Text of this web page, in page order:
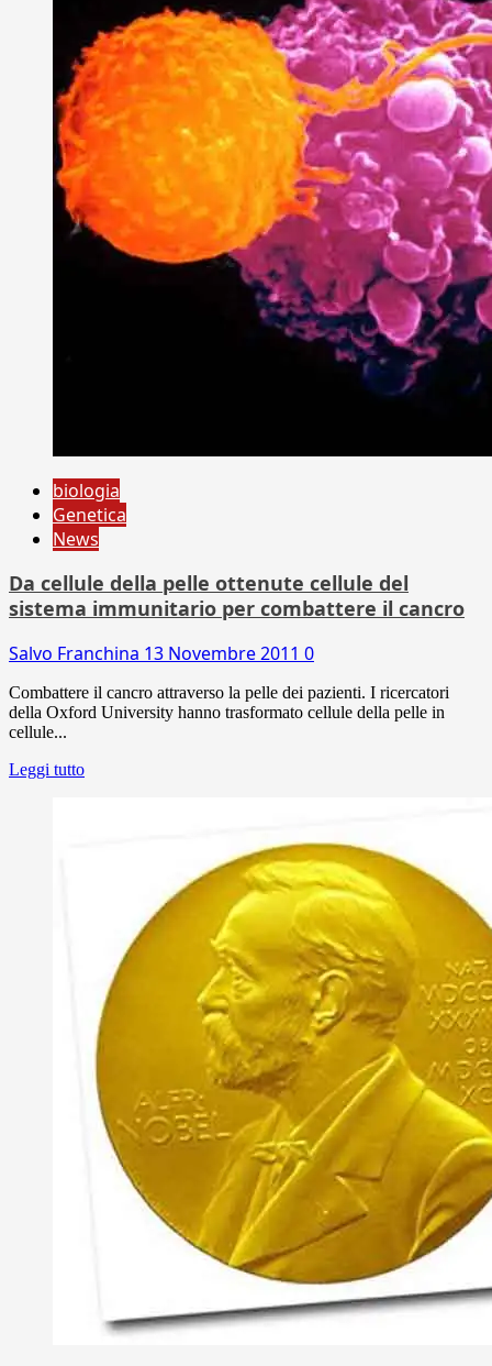
biologia
Genetica
News
Da cellule della pelle ottenute cellule del
sistema immunitario per combattere il cancro
Salvo Franchina 13 Novembre 2011 0
Combattere il cancro attraverso la pelle dei pazienti. I ricercatori
della Oxford University hanno trasformato cellule della pelle in
cellule...
Leggi tutto